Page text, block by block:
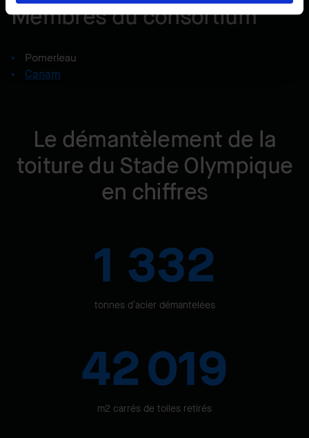
Membres du consortium
Pomerleau
Canam
Le démantèlement de la
toiture du Stade Olympique
en chiffres
1 332
tonnes d’acier démantelées
42 019
m2 carrés de toiles retirés